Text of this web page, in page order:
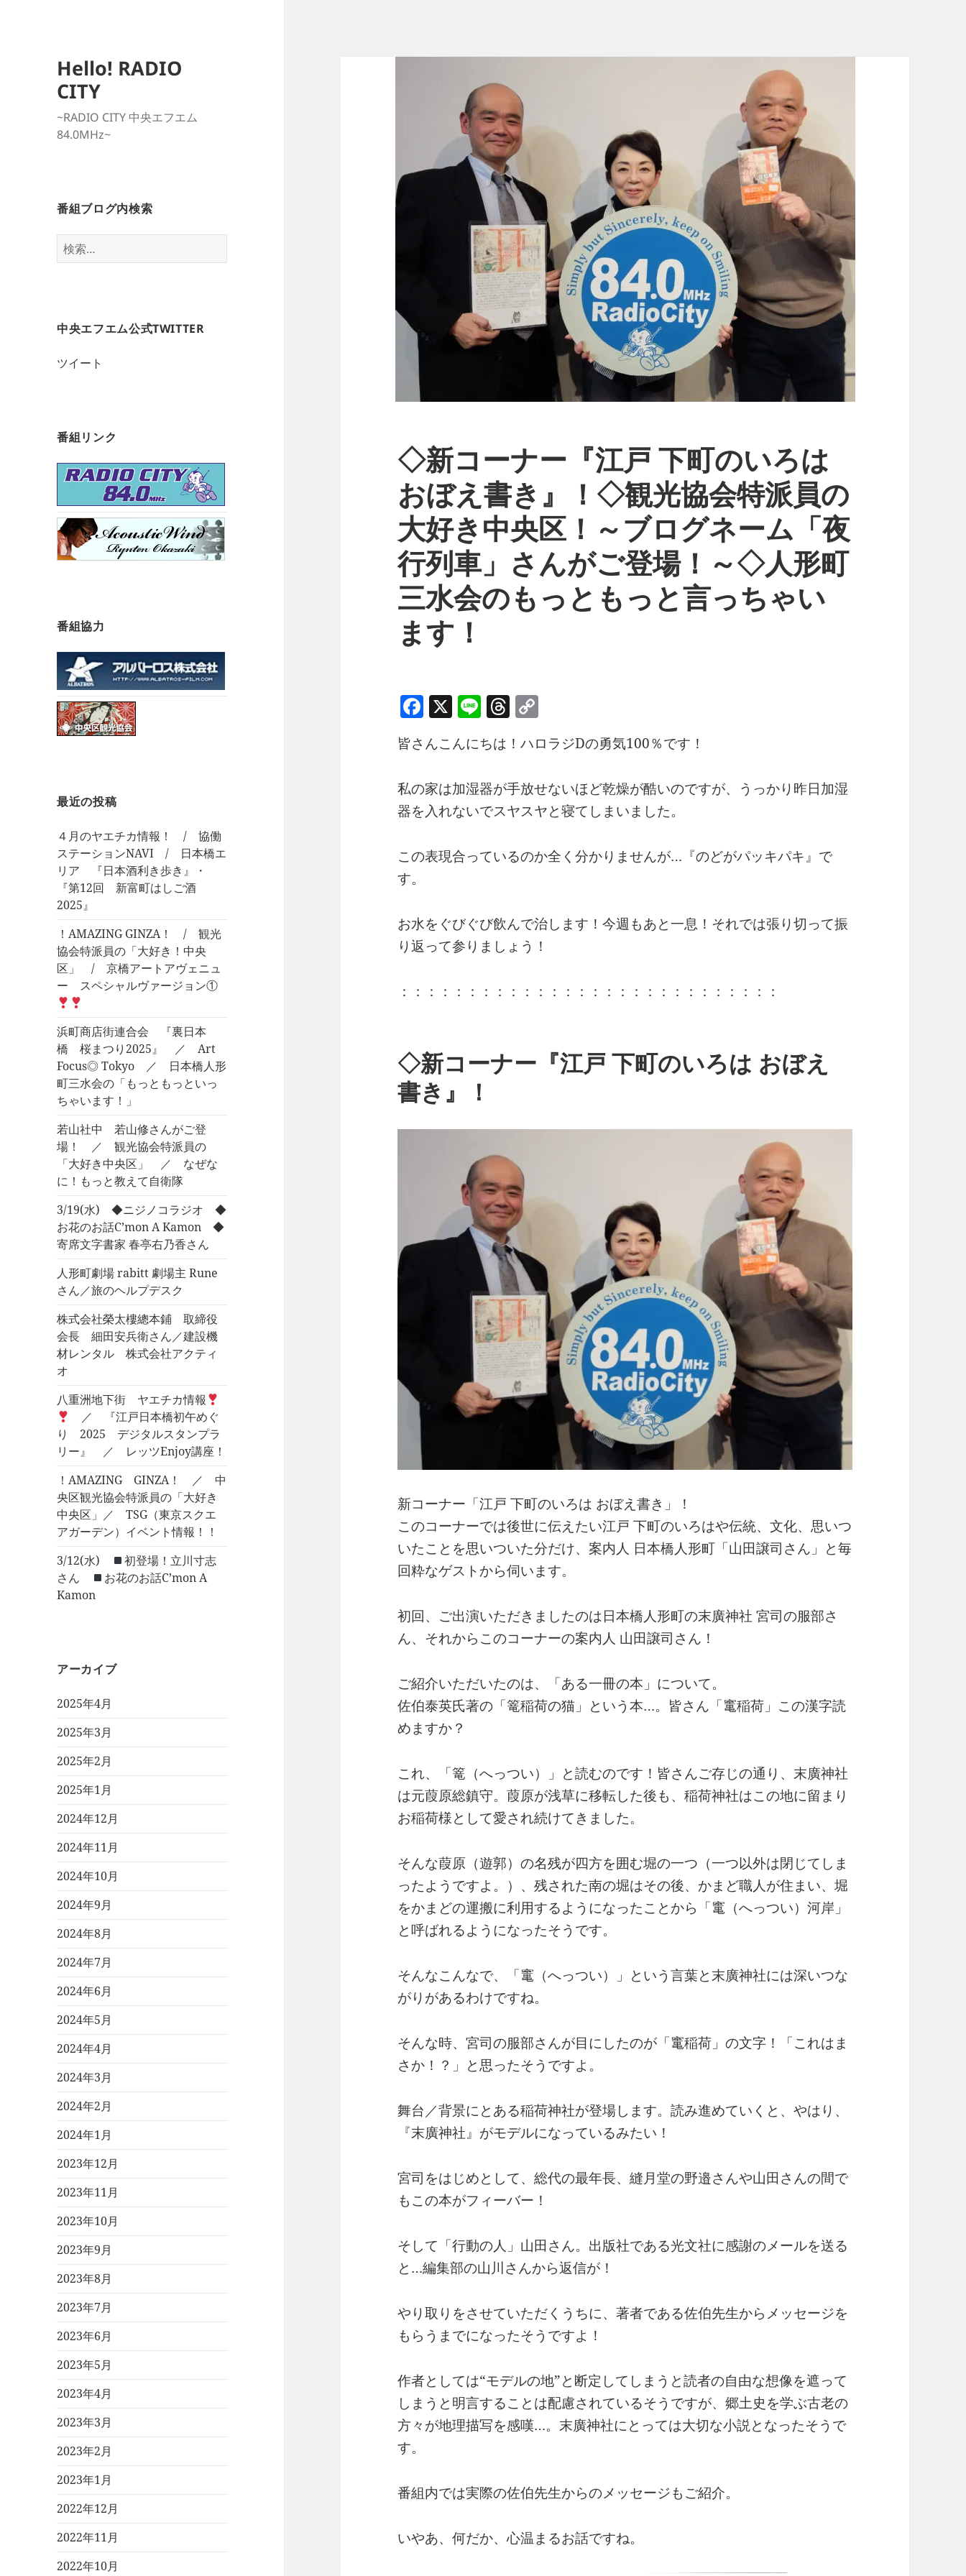
Hello! RADIO
CITY
~RADIO CITY 中央エフエム
84.0MHz~
番組ブログ内検索
検
索:
中央エフエム公式TWITTER
ツイート
番組リンク
番組協力
最近の投稿
４月のヤエチカ情報！ / 協働
ステーションNAVI / 日本橋エ
リア 『日本酒利き歩き』・
『第12回 新富町はしご酒
2025』
！AMAZING GINZA！ / 観光
協会特派員の「大好き！中央
区」 / 京橋アートアヴェニュ
ー スペシャルヴァージョン①
浜町商店街連合会 『裏日本
橋 桜まつり2025』 ／ Art
Focus◎ Tokyo ／ 日本橋人形
町三水会の「もっともっといっ
ちゃいます！」
若山社中 若山修さんがご登
場！ ／ 観光協会特派員の
「大好き中央区」 ／ なぜな
に！もっと教えて自衛隊
3/19(水) ◆ニジノコラジオ ◆
お花のお話C’mon A Kamon ◆
寄席文字書家 春亭右乃香さん
人形町劇場 rabitt 劇場主 Rune
さん／旅のヘルプデスク
株式会社榮太樓總本鋪 取締役
会長 細田安兵衛さん／建設機
材レンタル 株式会社アクティ
オ
八重洲地下街 ヤエチカ情報
／ 『江戸日本橋初午めぐ
り 2025 デジタルスタンプラ
リー』 ／ レッツEnjoy講座！
！AMAZING GINZA！ ／ 中
央区観光協会特派員の「大好き
中央区」／ TSG（東京スクエ
アガーデン）イベント情報！！
3/12(水)
初登場！立川寸志
さん
お花のお話C’mon A
Kamon
アーカイブ
2025年4月
2025年3月
2025年2月
2025年1月
2024年12月
2024年11月
2024年10月
2024年9月
2024年8月
2024年7月
2024年6月
2024年5月
2024年4月
2024年3月
2024年2月
2024年1月
2023年12月
2023年11月
2023年10月
2023年9月
2023年8月
2023年7月
2023年6月
2023年5月
2023年4月
2023年3月
2023年2月
2023年1月
2022年12月
2022年11月
2022年10月
◇新コーナー『江戸 下町のいろは
おぼえ書き』！◇観光協会特派員の
大好き中央区！～ブログネーム「夜
行列車」さんがご登場！～◇人形町
三水会のもっともっと言っちゃい
ます！
F
c
e
b
o
o
k
X Li
e
T
re
a
d
s
p
y
Li
n
k
皆さんこんにちは！ハロラジDの勇気100％です！
私の家は加湿器が手放せないほど乾燥が酷いのですが、うっかり昨日加湿
器を入れないでスヤスヤと寝てしまいました。
この表現合っているのか全く分かりませんが…『のどがパッキパキ』で
す。
お水をぐびぐび飲んで治します！今週もあと一息！それでは張り切って振
り返って参りましょう！
：：：：：：：：：：：：：：：：：：：：：：：：：：：：
◇新コーナー『江戸 下町のいろは おぼえ
書き』！
新コーナー「江戸 下町のいろは おぼえ書き」！
このコーナーでは後世に伝えたい江戸 下町のいろはや伝統、文化、思いつ
いたことを思いついた分だけ、案内人 日本橋人形町「山田譲司さん」と毎
回粋なゲストから伺います。
初回、ご出演いただきましたのは日本橋人形町の末廣神社 宮司の服部さ
ん、それからこのコーナーの案内人 山田譲司さん！
ご紹介いただいたのは、「ある一冊の本」について。
佐伯泰英氏著の「篭稲荷の猫」という本…。皆さん「竃稲荷」この漢字読
めますか？
これ、「篭（へっつい）」と読むのです！皆さんご存じの通り、末廣神社
は元葭原総鎮守。葭原が浅草に移転した後も、稲荷神社はこの地に留まり
お稲荷様として愛され続けてきました。
そんな葭原（遊郭）の名残が四方を囲む堀の一つ（一つ以外は閉じてしま
ったようですよ。）、残された南の堀はその後、かまど職人が住まい、堀
をかまどの運搬に利用するようになったことから「竃（へっつい）河岸」
と呼ばれるようになったそうです。
そんなこんなで、「竃（へっつい）」という言葉と末廣神社には深いつな
がりがあるわけですね。
そんな時、宮司の服部さんが目にしたのが「竃稲荷」の文字！「これはま
さか！？」と思ったそうですよ。
舞台／背景にとある稲荷神社が登場します。読み進めていくと、やはり、
『末廣神社』がモデルになっているみたい！
宮司をはじめとして、総代の最年長、縫月堂の野邉さんや山田さんの間で
もこの本がフィーバー！
そして「行動の人」山田さん。出版社である光文社に感謝のメールを送る
と…編集部の山川さんから返信が！
やり取りをさせていただくうちに、著者である佐伯先生からメッセージを
もらうまでになったそうですよ！
作者としては“モデルの地”と断定してしまうと読者の自由な想像を遮って
しまうと明言することは配慮されているそうですが、郷土史を学ぶ古老の
方々が地理描写を感嘆…。末廣神社にとっては大切な小説となったそうで
す。
番組内では実際の佐伯先生からのメッセージもご紹介。
いやあ、何だか、心温まるお話ですね。